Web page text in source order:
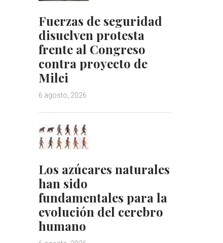
Fuerzas de seguridad
disuelven protesta
frente al Congreso
contra proyecto de
Milei
6 agosto, 2026
Los azúcares naturales
han sido
fundamentales para la
evolución del cerebro
humano